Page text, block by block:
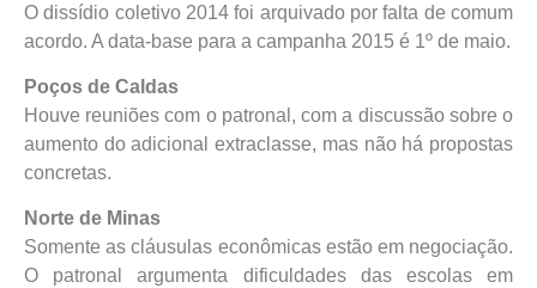
O dissídio coletivo 2014 foi arquivado por falta de comum
acordo. A data-base para a campanha 2015 é 1º de maio.
Poços de Caldas
Houve reuniões com o patronal, com a discussão sobre o
aumento do adicional extraclasse, mas não há propostas
concretas.
Norte de Minas
Somente as cláusulas econômicas estão em negociação.
O patronal argumenta dificuldades das escolas em